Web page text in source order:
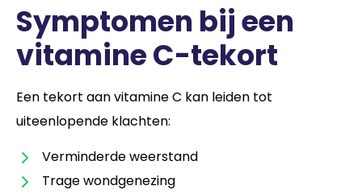
Symptomen bij een
vitamine C-tekort
Een tekort aan vitamine C kan leiden tot
uiteenlopende klachten:
Verminderde weerstand
Trage wondgenezing